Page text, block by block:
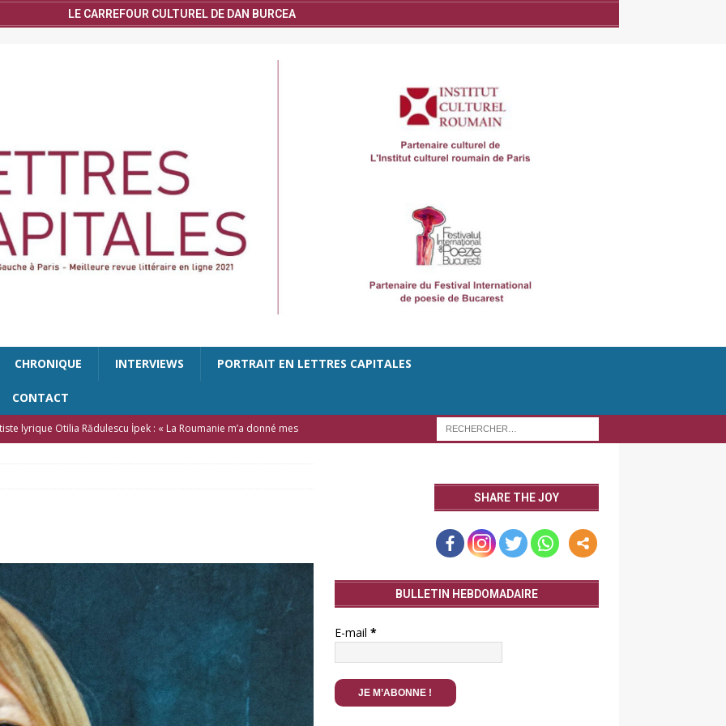
LE CARREFOUR CULTUREL DE DAN BURCEA
CHRONIQUE INTERVIEWS PORTRAIT EN LETTRES CAPITALES
CONTACT
lyrique Otilia Rădulescu İpek : « La Roumanie m’a donné mes
dialogue avec Rachida Belkacem : « La poésie n’est pas une
redéfinition »
ARTS
– La filmographie : J’ai voulu montrer l’évolution de Marilyn
films qui ont fait sa renommée
ACTUALITÉ
Marouani : « Je cherche à capturer la lumière au milieu des
(Guyane française) : « La poésie est une réponse aux attaques
SHARE THE JOY
BULLETIN HEBDOMADAIRE
E-mail *